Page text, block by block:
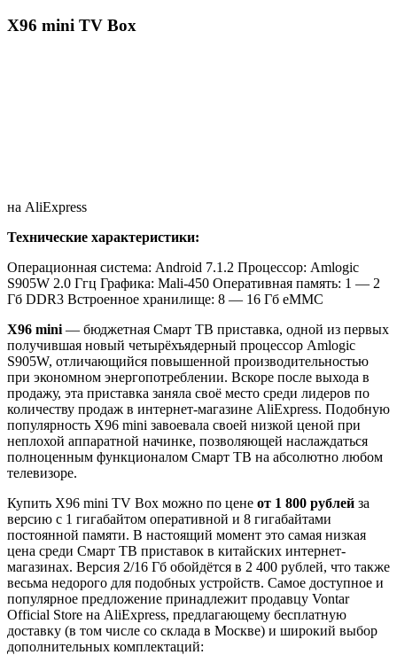
X96 mini TV Box
на AliExpress
Технические характеристики:
Операционная система: Android 7.1.2 Процессор: Amlogic
S905W 2.0 Ггц Графика: Mali-450 Оперативная память: 1 — 2
Гб DDR3 Встроенное хранилище: 8 — 16 Гб eMMC
X96 mini — бюджетная Смарт ТВ приставка, одной из первых
получившая новый четырёхъядерный процессор Amlogic
S905W, отличающийся повышенной производительностью
при экономном энергопотреблении. Вскоре после выхода в
продажу, эта приставка заняла своё место среди лидеров по
количеству продаж в интернет-магазине AliExpress. Подобную
популярность X96 mini завоевала своей низкой ценой при
неплохой аппаратной начинке, позволяющей наслаждаться
полноценным функционалом Смарт ТВ на абсолютно любом
телевизоре.
Купить X96 mini TV Box можно по цене от 1 800 рублей за
версию с 1 гигабайтом оперативной и 8 гигабайтами
постоянной памяти. В настоящий момент это самая низкая
цена среди Смарт ТВ приставок в китайских интернет-
магазинах. Версия 2/16 Гб обойдётся в 2 400 рублей, что также
весьма недорого для подобных устройств. Самое доступное и
популярное предложение принадлежит продавцу Vontar
Official Store на AliExpress, предлагающему бесплатную
доставку (в том числе со склада в Москве) и широкий выбор
дополнительных комплектаций: